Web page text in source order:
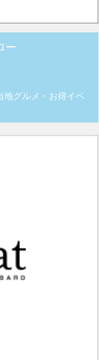
ー
地グルメ・お得イベ